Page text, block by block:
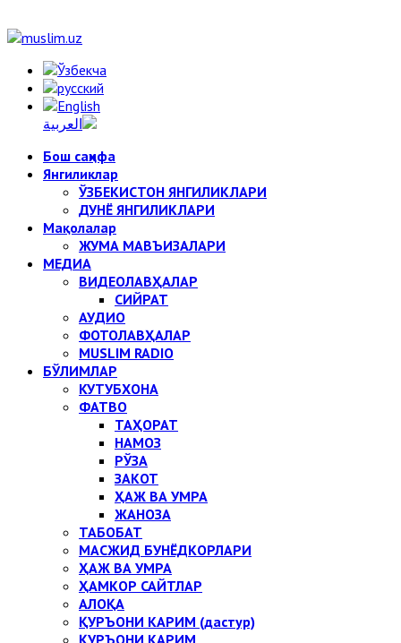
Бош саҳифа
Янгиликлар
ЎЗБЕКИСТОН ЯНГИЛИКЛАРИ
ДУНЁ ЯНГИЛИКЛАРИ
Мақолалар
ЖУМА МАВЪИЗАЛАРИ
МЕДИА
ВИДЕОЛАВҲАЛАР
СИЙРАТ
АУДИО
ФОТОЛАВҲАЛАР
MUSLIM RADIO
БЎЛИМЛАР
КУТУБХОНА
ФАТВО
ТАҲОРАТ
НАМОЗ
РЎЗА
ЗАКОТ
ҲАЖ ВА УМРА
ЖАНОЗА
ТАБОБАТ
МАСЖИД БУНЁДКОРЛАРИ
ҲАЖ ВА УМРА
ҲАМКОР САЙТЛАР
АЛОҚА
ҚУРЪОНИ КАРИМ (дастур)
ҚУРЪОНИ КАРИМ